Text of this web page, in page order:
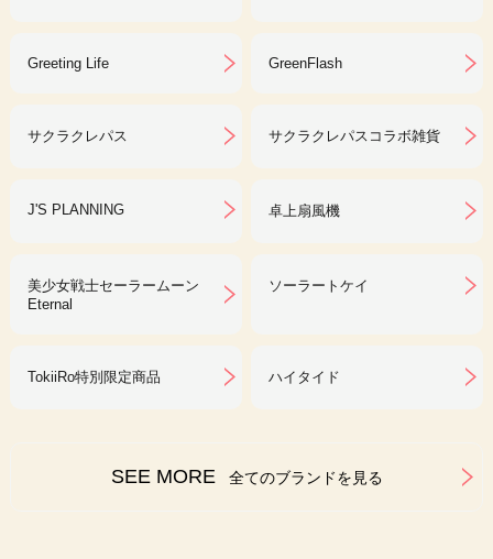
Greeting Life GreenFlash
サクラクレパス サクラクレパスコラボ雑貨
J'S PLANNING 卓上扇風機
美少女戦士セーラームーン
Eternal
ソーラートケイ
TokiiRo特別限定商品 ハイタイド
SEE MORE 全てのブランドを見る